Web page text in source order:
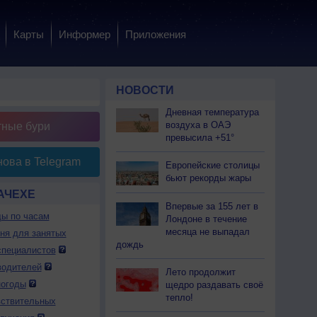
Карты Информер Приложения
бури
в Telegram
по часам
для занятых
НОВОСТИ
Дневная температура
воздуха в ОАЭ
превысила +51°
Европейские столицы
бьют рекорды жары
Впервые за 155 лет в
Лондоне в течение
месяца не выпадал
дождь
Лето продолжит
щедро раздавать своё
тепло!